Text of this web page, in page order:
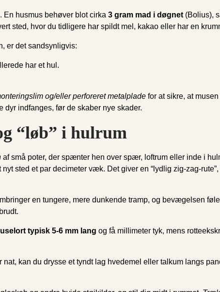
En husmus behøver blot cirka 3 gram mad i døgnet (Bolius),
sted, hvor du tidligere har spildt mel, kakao eller har en
er det sandsynligvis:
har et hul.
og/eller perforeret metalplade for at sikre, at
indfanges, før de skaber nye skader.
“løb” i hulrum
af små poter, der spænter hen over spær, loftrum eller inde i
sted et par decimeter væk. Det giver en “lydlig zig-zag-
en tungere, mere dunkende tramp, og bevægelsen
typisk 5-6 mm lang og få millimeter tyk, mens
kan du drysse et tyndt lag hvedemel eller talkum langs